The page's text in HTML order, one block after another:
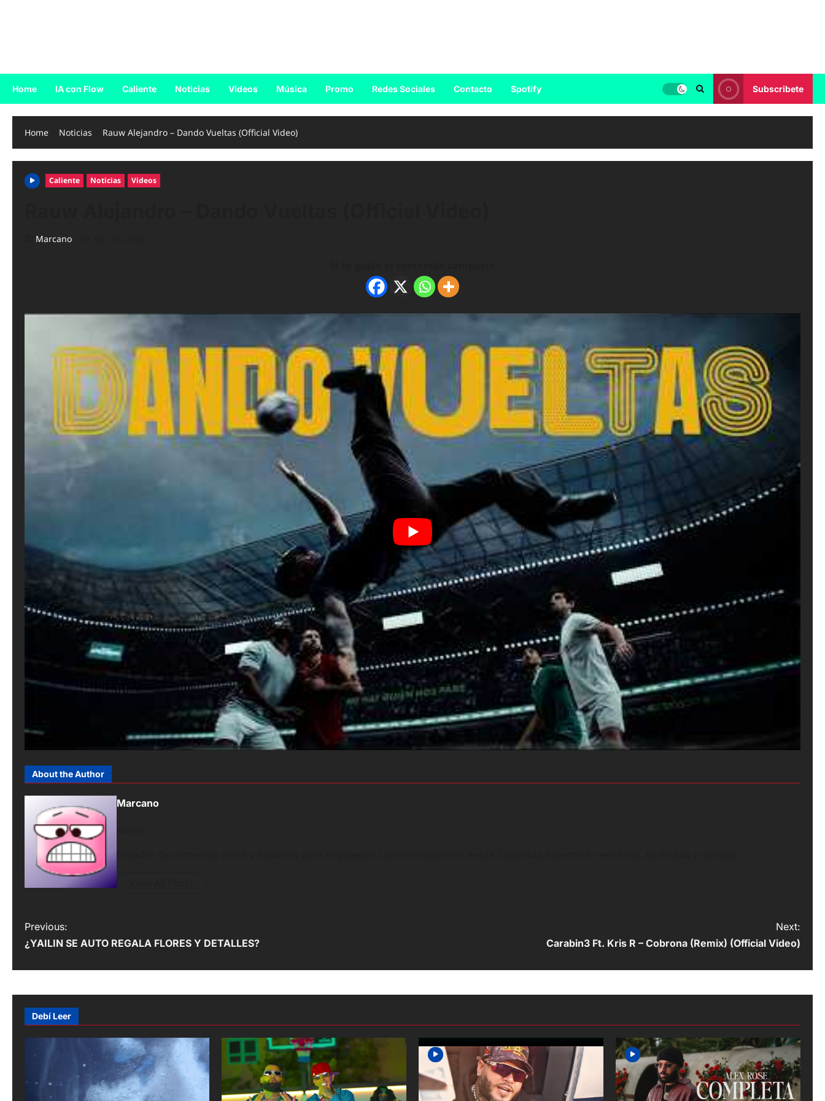
Home IA con Flow Caliente Noticias Videos Música Promo Redes Sociales Contacto Spotify Subscribete
Home Noticias Rauw Alejandro – Dando Vueltas (Official Video)
Caliente Noticias Videos
Marcano
About the Author
Marcano
P
o
s
t
n
a
i
Previous:
¿YAILIN SE AUTO REGALA FLORES Y DETALLES?
Next:
Carabin3 Ft. Kris R – Cobrona (Remix) (Official Video)
Debí Leer